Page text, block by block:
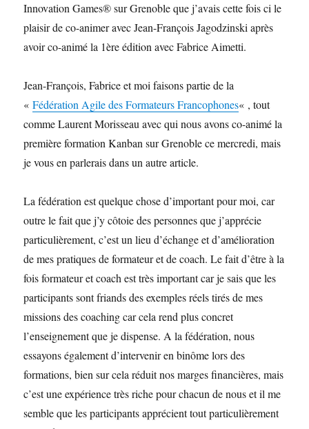
Innovation Games® sur Grenoble que j’avais cette fois ci le
plaisir de co-animer avec Jean-François Jagodzinski après
avoir co-animé la 1ère édition avec Fabrice Aimetti.
Jean-François, Fabrice et moi faisons partie de la
«Fédération Agile des Formateurs Francophones« , tout
comme Laurent Morisseau avec qui nous avons co-animé la
première formation Kanban sur Grenoble ce mercredi, mais
je vous en parlerais dans un autre article.
La fédération est quelque chose d’important pour moi, car
outre le fait que j’y côtoie des personnes que j’apprécie
particulièrement, c’est un lieu d’échange et d’amélioration
de mes pratiques de formateur et de coach. Le fait d’être à la
fois formateur et coach est très important car je sais que les
participants sont friands des exemples réels tirés de mes
missions des coaching car cela rend plus concret
l’enseignement que je dispense. A la fédération, nous
essayons également d’intervenir en binôme lors des
formations, bien sur cela réduit nos marges financières, mais
c’est une expérience très riche pour chacun de nous et il me
semble que les participants apprécient tout particulièrement